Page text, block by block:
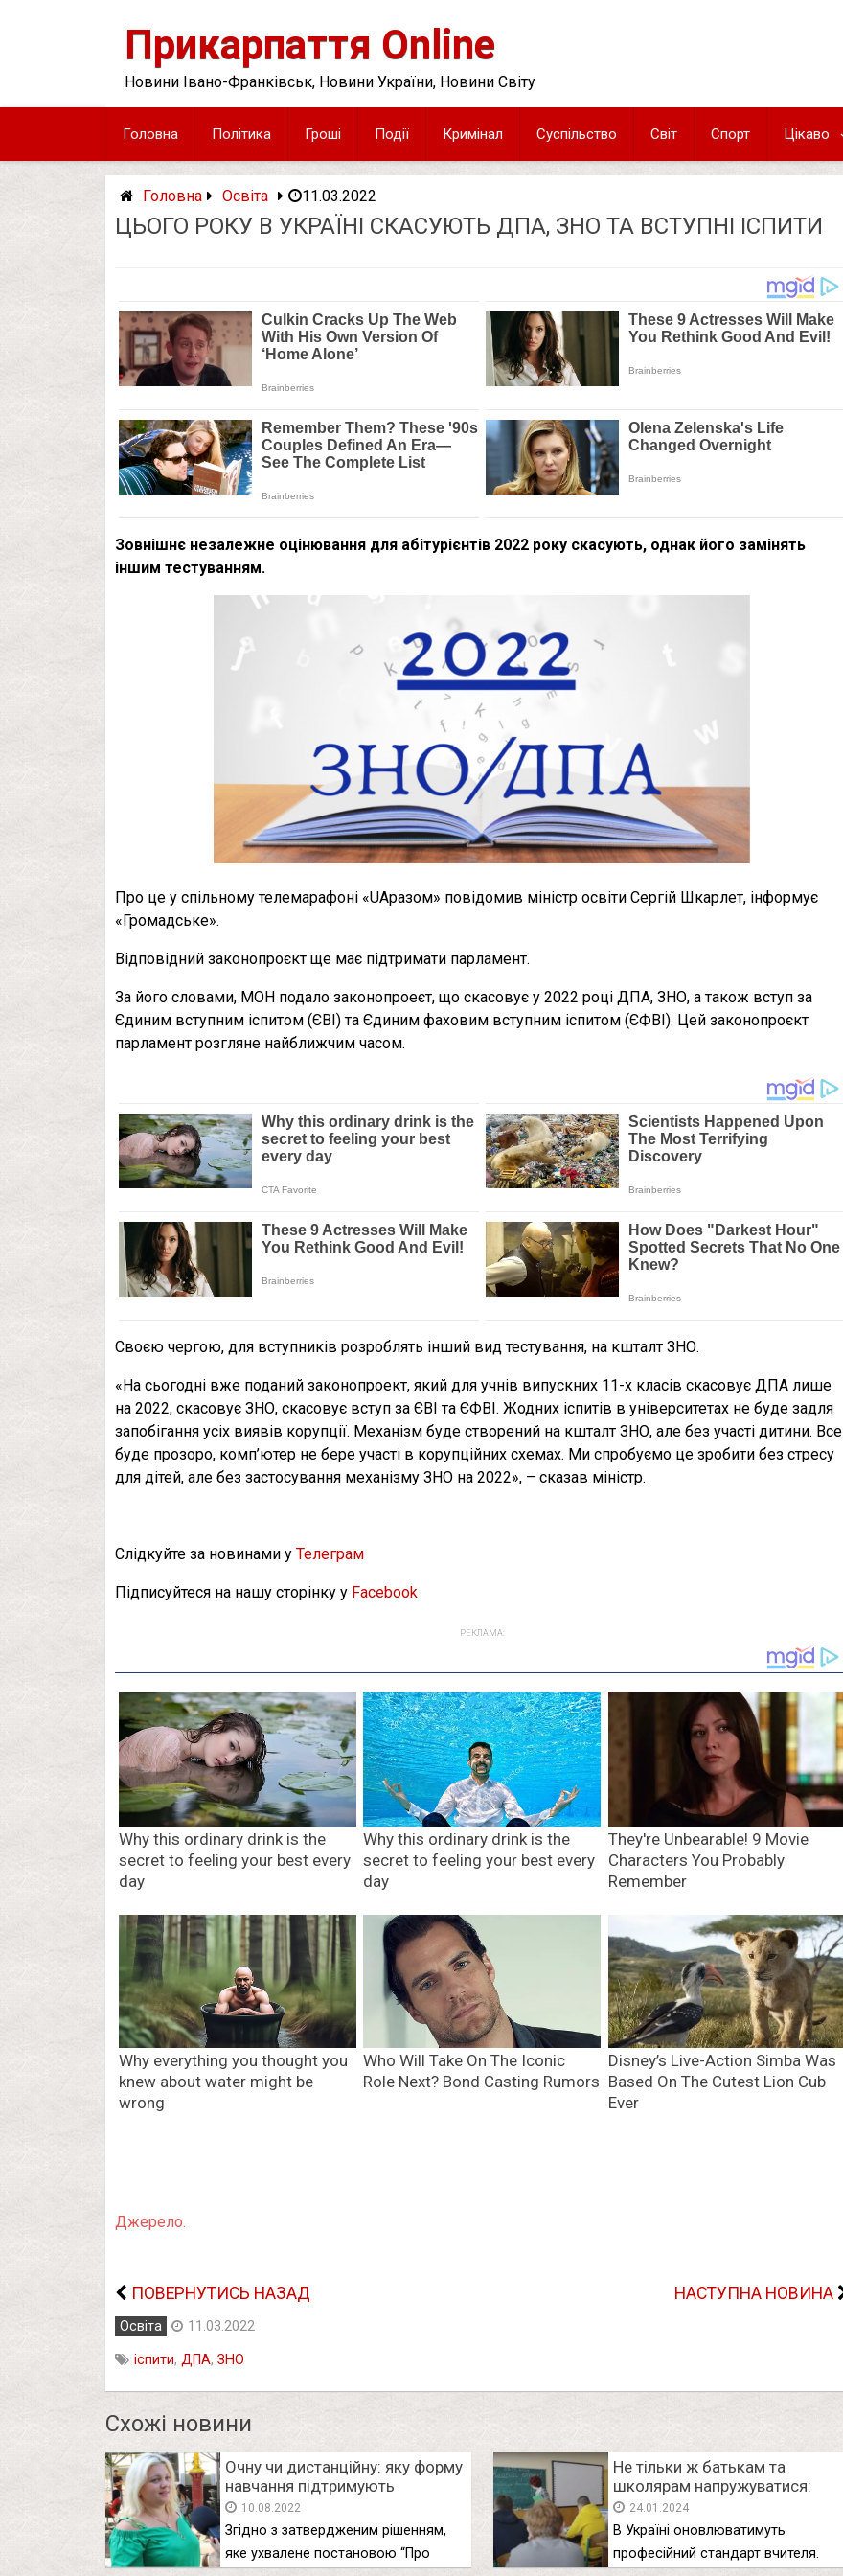
Прикарпаття Online
Новини Івано-Франківськ, Новини України, Новини Світу
Головна Політика Гроші Події Кримінал Суспільство Світ Спорт Цікаво
Головна Освіта 11.03.2022
ЦЬОГО РОКУ В УКРАЇНІ СКАСУЮТЬ ДПА, ЗНО ТА ВСТУПНІ ІСПИТИ
Зовнішнє незалежне оцінювання для абітурієнтів 2022 року скасують, однак його замінять
іншим тестуванням.
Про це у спільному телемарафоні «UAразом» повідомив міністр освіти Сергій Шкарлет, інформує
«Громадське».
Відповідний законопроєкт ще має підтримати парламент.
За його словами, МОН подало законопроеєт, що скасовує у 2022 році ДПА, ЗНО, а також вступ за
Єдиним вступним іспитом (ЄВІ) та Єдиним фаховим вступним іспитом (ЄФВІ). Цей законопроєкт
парламент розгляне найближчим часом.
Своєю чергою, для вступників розроблять інший вид тестування, на кшталт ЗНО.
«На сьогодні вже поданий законопроект, який для учнів випускних 11-х класів скасовує ДПА лише
на 2022, скасовує ЗНО, скасовує вступ за ЄВІ та ЄФВІ. Жодних іспитів в університетах не буде задля
запобігання усіх виявів корупції. Механізм буде створений на кшталт ЗНО, але без участі дитини. Все
буде прозоро, комп’ютер не бере участі в корупційних схемах. Ми спробуємо це зробити без стресу
для дітей, але без застосування механізму ЗНО на 2022», – сказав міністр.
Слідкуйте за новинами у Телеграм
Підписуйтеся на нашу сторінку у Facebook
РЕКЛАМА:
Джерело.
ПОВЕРНУТИСЬ НАЗАД НАСТУПНА НОВИНА
Освіта 11.03.2022
іспити, ДПА, ЗНО
Схожі новини
Очну чи дистанційну: яку форму
навчання підтримують
іванофранківці та гості міста
(ВІДЕО)
10.08.2022
Згідно з затвердженим рішенням,
яке ухвалене постановою “Про
Не тільки ж батькам та
школярам напружуватися:
вчителям готують радикальні
зміни
24.01.2024
В Україні оновлюватимуть
професійний стандарт вчителя.